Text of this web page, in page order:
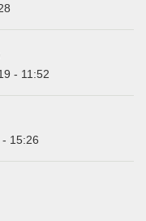
- 11:52
15:26